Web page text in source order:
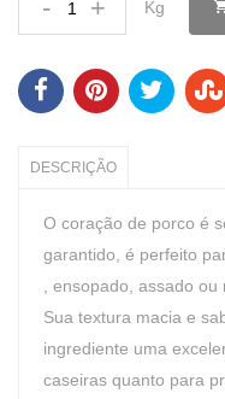
- + Kg
DESCRIÇÃO
O coração de porco é
garantido, é perfeito
, ensopado, assado ou
Sua textura macia e
ingrediente uma
caseiras quanto para